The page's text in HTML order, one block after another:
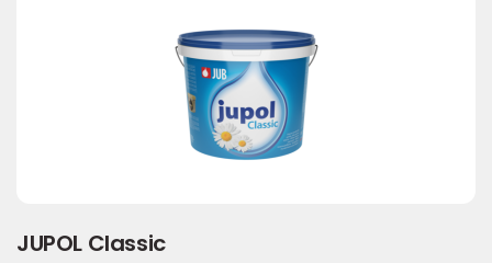
JUPOL Classic